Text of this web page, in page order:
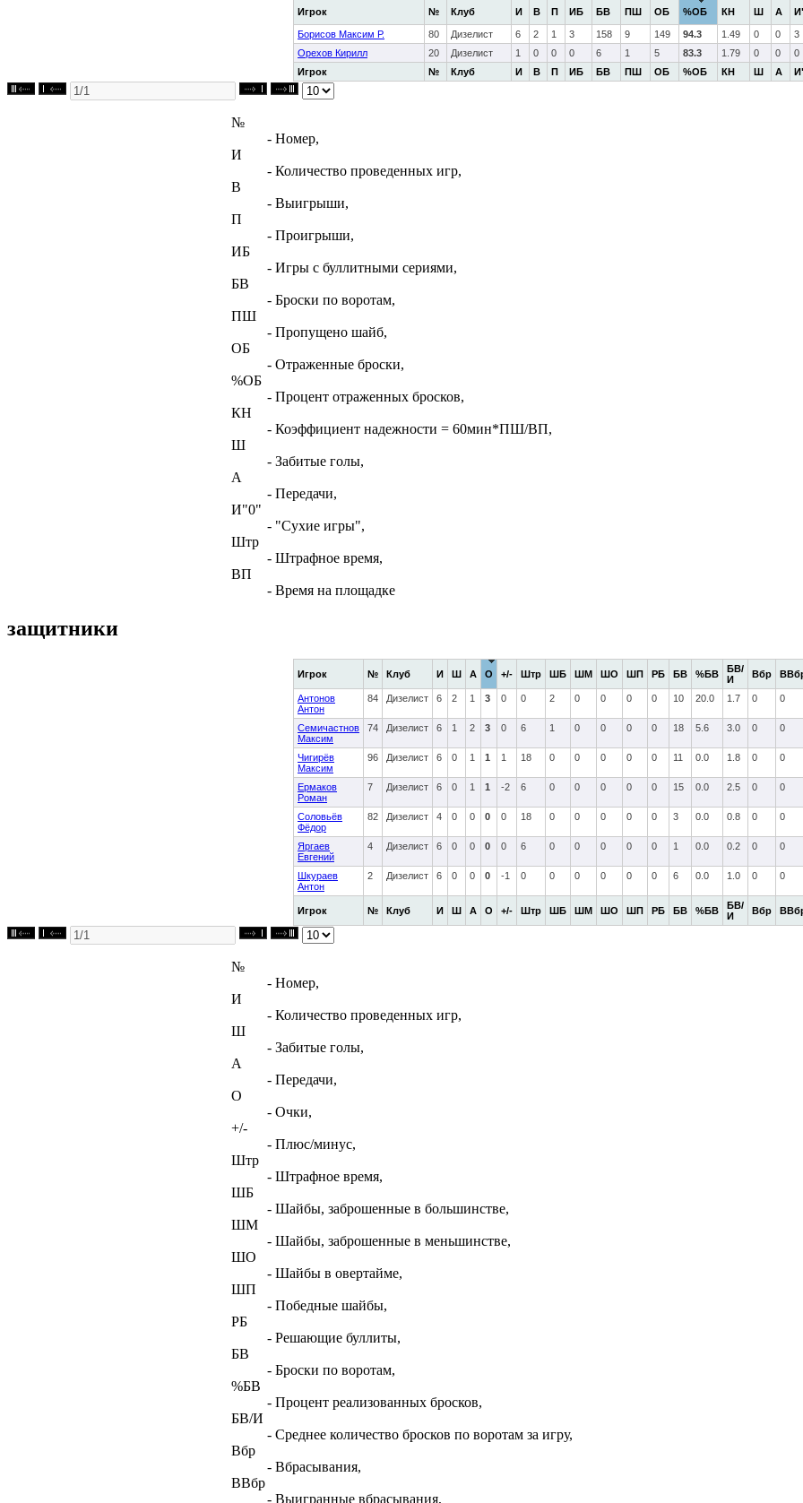
Игрок № Клуб И В П ИБ БВ ПШ ОБ %ОБ КН Ш А
Игрок № Клуб И В П ИБ БВ ПШ ОБ %ОБ КН Ш А
Борисов Максим Р. 80 Дизелист 6 2 1 3 158 9 149 94.3 1.49 0 0 3
Орехов Кирилл
20 Дизелист 1 0 0 0 6 1 5 83.3 1.79 0 0 0
№
- Номер,
И
- Количество проведенных игр,
В
- Выигрыши,
П
- Проигрыши,
ИБ
- Игры с буллитными сериями,
БВ
- Броски по воротам,
ПШ
- Пропущено шайб,
ОБ
- Отраженные броски,
%ОБ
- Процент отраженных бросков,
КН
- Коэффициент надежности = 60мин*ПШ/ВП,
Ш
- Забитые голы,
А
- Передачи,
И"0"
- "Сухие игры",
Штр
- Штрафное время,
ВП
- Время на площадке
защитники
Игрок № Клуб И Ш А О +/- Штр ШБ ШМ ШО ШП РБ БВ %БВ
БВ/
И
Вбр
Игрок № Клуб И Ш А О +/- Штр ШБ ШМ ШО ШП РБ БВ %БВ
БВ/
И
Вбр
Антонов
Антон
84 Дизелист 6 2 1 3 0 0 2 0 0 0 0 10 20.0 1.7 0 0
Семичастнов
Максим
74 Дизелист 6 1 2 3 0 6 1 0 0 0 0 18 5.6 3.0 0 0
Чигирёв
Максим
96 Дизелист 6 0 1 1 1 18 0 0 0 0 0 11 0.0 1.8 0 0
Ермаков
Роман
7 Дизелист 6 0 1 1 -2 6 0 0 0 0 0 15 0.0 2.5 0 0
Соловьёв
Фёдор
82 Дизелист 4 0 0 0 0 18 0 0 0 0 0 3 0.0 0.8 0 0
Яргаев
Евгений
4 Дизелист 6 0 0 0 0 6 0 0 0 0 0 1 0.0 0.2 0 0
Шкураев
Антон
2 Дизелист 6 0 0 0 -1 0 0 0 0 0 0 6 0.0 1.0 0 0
№
- Номер,
И
- Количество проведенных игр,
Ш
- Забитые голы,
А
- Передачи,
О
- Очки,
+/-
- Плюс/минус,
Штр
- Штрафное время,
ШБ
- Шайбы, заброшенные в большинстве,
ШМ
- Шайбы, заброшенные в меньшинстве,
ШО
- Шайбы в овертайме,
ШП
- Победные шайбы,
РБ
- Решающие буллиты,
БВ
- Броски по воротам,
%БВ
- Процент реализованных бросков,
БВ/И
- Среднее количество бросков по воротам за игру,
Вбр
- Вбрасывания,
ВВбр
- Выигранные вбрасывания,